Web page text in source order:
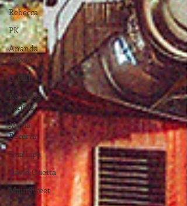
Rebecca
PK
Ananda
Paixão
GIOLI
Rosa dos
Ventos
Maria
Becerra
Dua Lipa
David Guetta
MainStreet